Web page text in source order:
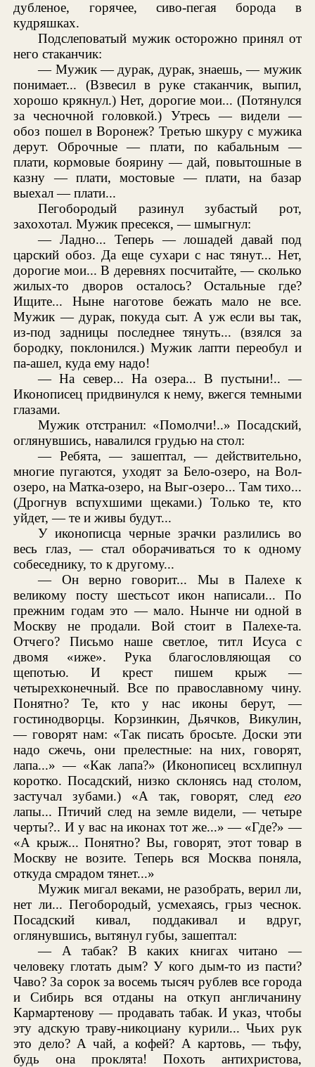
дубленое, горячее, сиво-пегая борода в
кудряшках.
Подслеповатый мужик осторожно принял от
него стаканчик:
— Мужик — дурак, дурак, знаешь, — мужик
понимает... (Взвесил в руке стаканчик, выпил,
хорошо крякнул.) Нет, дорогие мои... (Потянулся
за чесночной головкой.) Утресь — видели —
обоз пошел в Воронеж? Третью шкуру с мужика
дерут. Оброчные — плати, по кабальным —
плати, кормовые боярину — дай, повытошные в
казну — плати, мостовые — плати, на базар
выехал — плати...
Пегобородый разинул зубастый рот,
захохотал. Мужик пресекся, — шмыгнул:
— Ладно... Теперь — лошадей давай под
царский обоз. Да еще сухари с нас тянут... Нет,
дорогие мои... В деревнях посчитайте, — сколько
жилых-то дворов осталось? Остальные где?
Ищите... Ныне наготове бежать мало не все.
Мужик — дурак, покуда сыт. А уж если вы так,
из-под задницы последнее тянуть... (взялся за
бородку, поклонился.) Мужик лапти переобул и
па-ашел, куда ему надо!
— На север... На озера... В пустыни!.. —
Иконописец придвинулся к нему, вжегся темными
глазами.
Мужик отстранил: «Помолчи!..» Посадский,
оглянувшись, навалился грудью на стол:
— Ребята, — зашептал, — действительно,
многие пугаются, уходят за Бело-озеро, на Вол-
озеро, на Матка-озеро, на Выг-озеро... Там тихо...
(Дрогнув вспухшими щеками.) Только те, кто
уйдет, — те и живы будут...
У иконописца черные зрачки разлились во
весь глаз, — стал оборачиваться то к одному
собеседнику, то к другому...
— Он верно говорит... Мы в Палехе к
великому посту шестьсот икон написали... По
прежним годам это — мало. Нынче ни одной в
Москву не продали. Вой стоит в Палехе-та.
Отчего? Письмо наше светлое, титл Исуса с
двомя «иже». Рука благословляющая со
щепотью. И крест пишем крыж —
четырехконечный. Все по православному чину.
Понятно? Те, кто у нас иконы берут, —
гостинодворцы. Корзинкин, Дьячков, Викулин,
— говорят нам: «Так писать бросьте. Доски эти
надо сжечь, они прелестные: на них, говорят,
лапа...» — «Как лапа?» (Иконописец всхлипнул
коротко. Посадский, низко склонясь над столом,
застучал зубами.) «А так, говорят, след его
лапы... Птичий след на земле видели, — четыре
черты?.. И у вас на иконах тот же...» — «Где?» —
«А крыж... Понятно? Вы, говорят, этот товар в
Москву не возите. Теперь вся Москва поняла,
откуда смрадом тянет...»
Мужик мигал веками, не разобрать, верил ли,
нет ли... Пегобородый, усмехаясь, грыз чеснок.
Посадский кивал, поддакивал и вдруг,
оглянувшись, вытянул губы, зашептал:
— А табак? В каких книгах читано —
человеку глотать дым? У кого дым-то из пасти?
Чаво? За сорок за восемь тысяч рублев все города
и Сибирь вся отданы на откуп англичанину
Кармартенову — продавать табак. И указ, чтобы
эту адскую траву-никоциану курили... Чьих рук
это дело? А чай, а кофей? А картовь, — тьфу,
будь она проклята! Похоть антихристова,